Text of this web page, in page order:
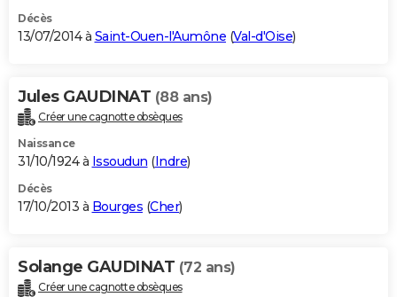
Décès
13/07/2014 à Saint-Ouen-l'Aumône (Val-d'Oise)
Jules GAUDINAT (88 ans)
Créer une cagnotte obsèques
Naissance
31/10/1924 à Issoudun (Indre)
Décès
17/10/2013 à Bourges (Cher)
Solange GAUDINAT (72 ans)
Créer une cagnotte obsèques